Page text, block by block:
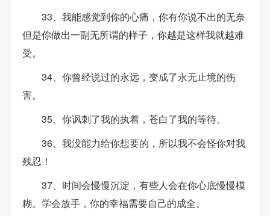
33、我能感觉到你的心痛，你有你说不出的无奈
但是你做出一副无所谓的样子，你越是这样我就越难
受。
34、你曾经说过的永远，变成了永无止境的伤
害。
35、你讽刺了我的执着，苍白了我的等待。
36、我没能力给你想要的，所以我不会怪你对我
残忍！
37、时间会慢慢沉淀，有些人会在你心底慢慢模
糊。学会放手，你的幸福需要自己的成全。